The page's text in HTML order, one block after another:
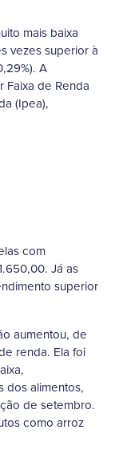
mais baixa
vezes superior à
A
de Renda
(Ipea),
com
Já as
superior
aumentou, de
renda. Ela foi
dos alimentos,
de setembro.
como arroz